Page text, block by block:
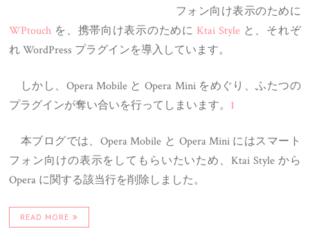
フォン向け表示のために
WPtouch を、携帯向け表示のために Ktai Style と、それぞ
れ WordPress プラグインを導入しています。
しかし、Opera Mobile と Opera Mini をめぐり、ふたつの
プラグインが奪い合いを行ってしまいます。 1
本ブログでは、Opera Mobile と Opera Mini にはスマート
フォン向けの表示をしてもらいたいため、Ktai Style から
Opera に関する該当行を削除しました。
READ MORE